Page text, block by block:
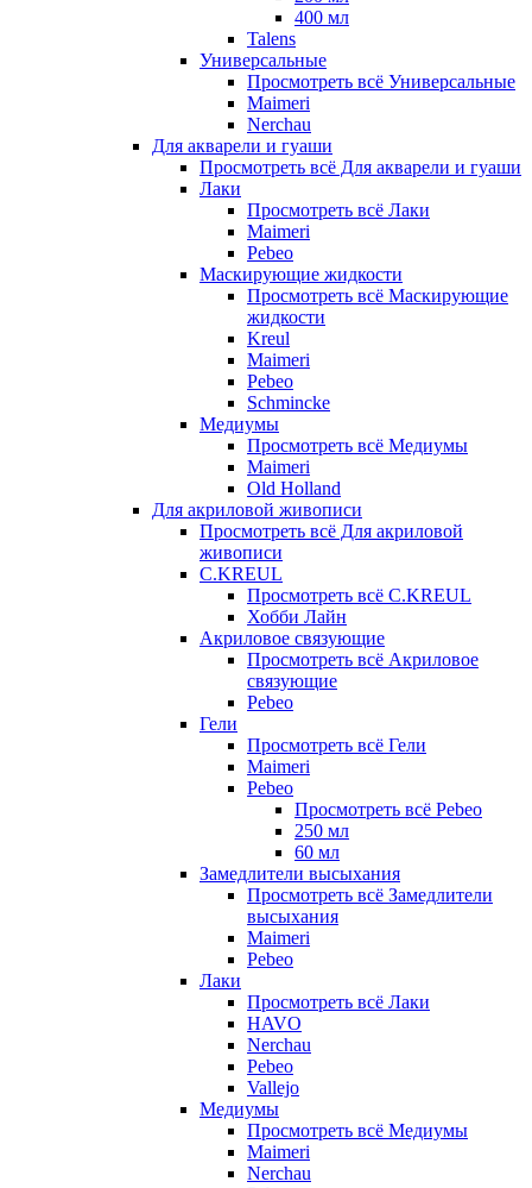
400 мл
Talens
Универсальные
Просмотреть всё Универсальные
Maimeri
Nerchau
Для акварели и гуаши
Просмотреть всё Для акварели и гуаши
Лаки
Просмотреть всё Лаки
Maimeri
Pebeo
Маскирующие жидкости
Просмотреть всё Маскирующие
жидкости
Kreul
Maimeri
Pebeo
Schmincke
Медиумы
Просмотреть всё Медиумы
Maimeri
Old Holland
Для акриловой живописи
Просмотреть всё Для акриловой
живописи
C.KREUL
Просмотреть всё C.KREUL
Хобби Лайн
Акриловое связующие
Просмотреть всё Акриловое
связующие
Pebeo
Гели
Просмотреть всё Гели
Maimeri
Pebeo
Просмотреть всё Pebeo
250 мл
60 мл
Замедлители высыхания
Просмотреть всё Замедлители
высыхания
Maimeri
Pebeo
Лаки
Просмотреть всё Лаки
HAVO
Nerchau
Pebeo
Vallejo
Медиумы
Просмотреть всё Медиумы
Maimeri
Nerchau